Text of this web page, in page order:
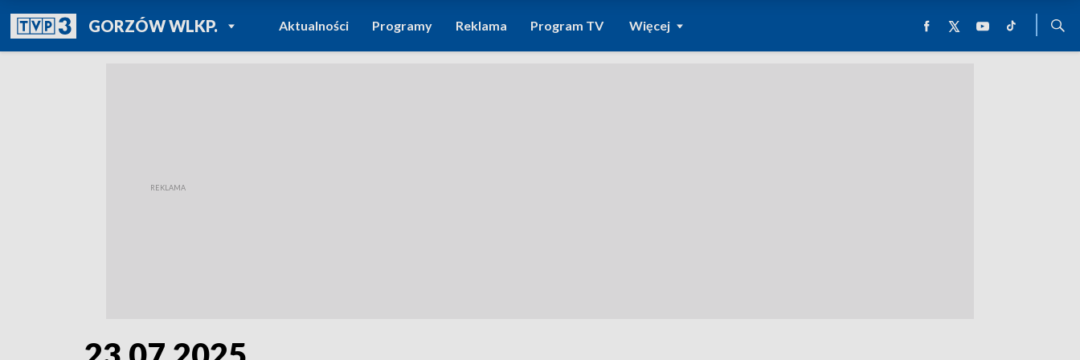
GORZÓW WLKP.POWRÓT DO
TVP REGIONY
Aktualności Programy Reklama Program TV Więcej